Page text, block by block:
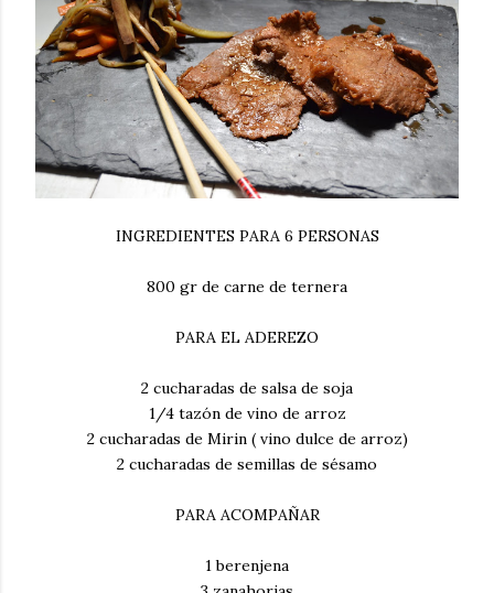
INGREDIENTES PARA 6 PERSONAS
800 gr de carne de ternera
PARA EL ADEREZO
2 cucharadas de salsa de soja
1/4 tazón de vino de arroz
2 cucharadas de Mirin ( vino dulce de arroz)
2 cucharadas de semillas de sésamo
PARA ACOMPAÑAR
1 berenjena